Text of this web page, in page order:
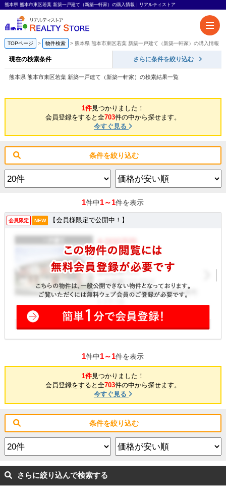
熊本県 熊本市東区若葉 新築一戸建て（新築一軒家）の購入情報｜リアルティストア
TOPページ 物件検索 熊本県 熊本市東区若葉 新築一戸建て（新築一軒家）の購入情報
現在の検索条件 さらに条件を絞り込む
熊本県 熊本市東区若葉 新築一戸建て（新築一軒家）の検索結果一覧
1件見つかりました！
会員登録をすると全703件の中から探せます。
今すぐ見る
条件を絞り込む
1件中1～1件を表示
会員限定 NEW 【会員様限定で公開中！】
1件中1～1件を表示
1件見つかりました！
会員登録をすると全703件の中から探せます。
今すぐ見る
条件を絞り込む
さらに絞り込んで検索する